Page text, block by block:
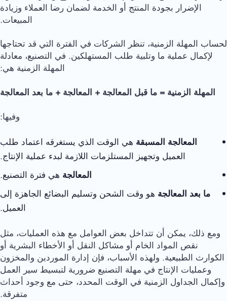
الإضرار بجودة المنتج أو الخدمة لضمان رضا العملاء وزيادة
المبيعات.
لحساب المهلة الزمنية، تنظر الشركات في الفترة التي قد تحتاجها
لإكمال عملية ما وتلبية طلب المستهلكين. في التصنيع، معادلة
المهلة الزمنية هي:
المهلة الزمنية = ما قبل المعالجة + المعالجة + ما بعد المعالجة
وفيها:
المعالجة المسبقة هي الوقت الذي يستغرقه اعتماد طلب
العميل وتجهيز المستلزمات اللازمة لبدء عملية الإنتاج.
المعالجة هي فترة التصنيع.
ما بعد المعالجة هو وقت الشحن وتسليم البضائع الجاهزة إلى
العميل.
ومع ذلك، يمكن أن تتداخل بعض العوامل مع هذه العمليات، مثل
نقص المواد الخام أو مشاكل النقل أو الأخطاء البشرية أو
الكوارث الطبيعية. ولهذه الأسباب، فإن إدارة الموردين والمخزون
وعمليات الإنتاج في مهلة التصنيع ضرورية لتبسيط سير العمل
وإكمال الجداول الزمنية في الوقت المحدد، حتى مع وجود أحداث
متفرقة.